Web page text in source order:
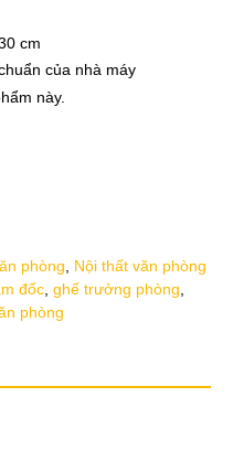
cm
của nhà máy
này.
phòng
Nội thất văn phòng
đốc ghế trưởng phòng
phòng